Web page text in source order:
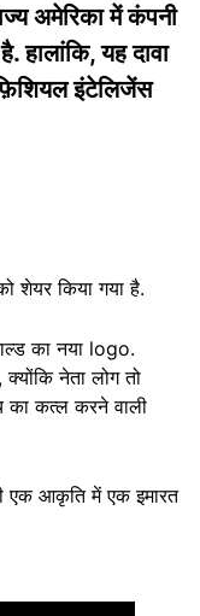
अमेरिका में कंपनी
है. हालांकि, यह दावा
इंटेलिजेंस
शेयर किया गया है.
का नया logo.
नेता लोग तो
का कत्ल करने वाली
एक आकृति में एक इमारत